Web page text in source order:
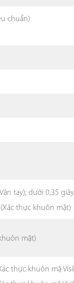
chuẩn)
tay); dưới 0,35
(Xác thực khuôn mặt)
mặt)
thực khuôn mặ